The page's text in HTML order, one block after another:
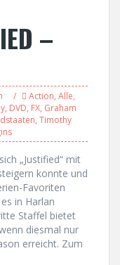
–
Action, Alle,
, DVD, FX, Graham
, Timothy
„Justified“ mit
konnte und
Favoriten
in Harlan
Staffel bietet
diesmal nur
erreicht. Zum